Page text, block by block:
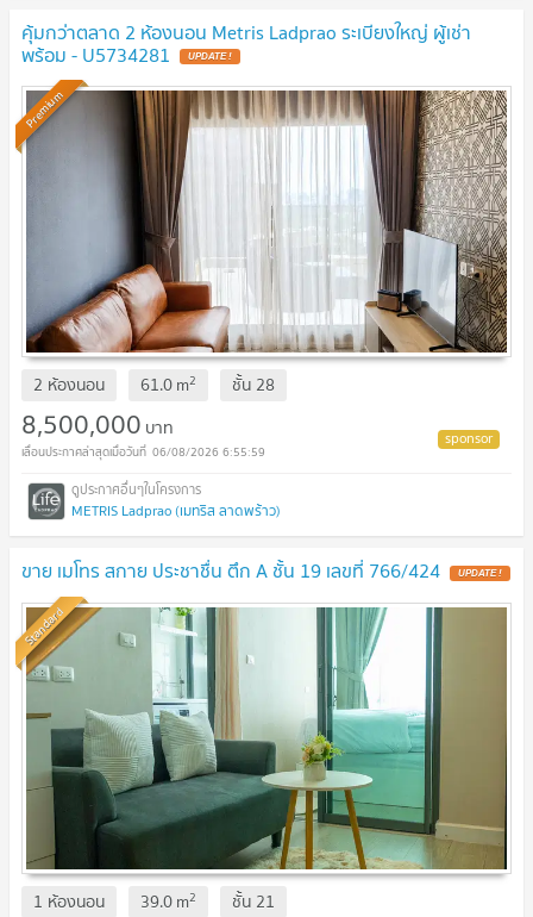
คุ้มกว่าตลาด 2 ห้องนอน Metris Ladprao ระเบียงใหญ่ ผู้เช่า
พร้อม - U5734281
Premium
2 ห้องนอน 61.0m2 ชั้น 28
8,500,000 บาท
06/08/2026 6:55:59
METRIS Ladprao (เมทริส ลาดพร้าว)
ขาย เมโทร สกาย ประชาชื่น ตึก A ชั้น 19 เลขที่ 766/424
Standard
1 ห้องนอน 39.0m2 ชั้น 21